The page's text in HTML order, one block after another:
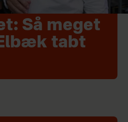
Så meget
tabt